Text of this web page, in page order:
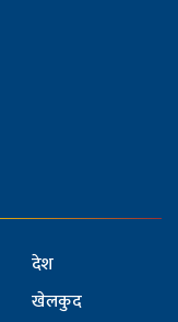
देश
खेलकुद